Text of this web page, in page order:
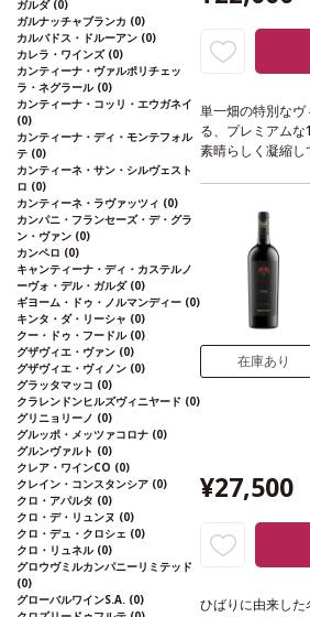
ガルダ (0)
ガルナッチャブランカ (0)
カルバドス・ドルーアン (0)
カレラ・ワインズ (0)
カンティーナ・ヴァルポリチェッ
ラ・ネグラール (0)
カンティーナ・コッリ・エウガネイ
(0)
カンティーナ・ディ・モンテフォル
テ (0)
カンティーネ・サン・シルヴェスト
ロ (0)
カンティーネ・ラヴァッツィ (0)
カンパニ・フランセーズ・デ・グラ
ン・ヴァン (0)
カンペロ (0)
キャンティーナ・ディ・カステルノ
ーヴォ・デル・ガルダ (0)
ギヨーム・ドゥ・ノルマンディー (0)
キンタ・ダ・リーシャ (0)
クー・ドゥ・フードル (0)
グザヴィエ・ヴァン (0)
グザヴィエ・ヴィノン (0)
グラッタマッコ (0)
クラレンドンヒルズヴィニヤード (0)
グリニョリーノ (0)
グルッポ・メッツァコロナ (0)
グルンヴァルト (0)
クレア・ワインCO (0)
クレイン・コンスタンシア (0)
クロ・アパルタ (0)
クロ・デ・リュンヌ (0)
クロ・デュ・クロシェ (0)
クロ・リュネル (0)
グロウヴミルカンパニーリミテッド
(0)
グローバルワインS.A. (0)
単一畑の特別な
る、プレミアムな
素晴らしく凝縮
し、滑らかで親
しっかりとした
イスとウッディ
葡萄品種
リーノ 2%認証
在庫あり
¥27,500
ひばりに由来し